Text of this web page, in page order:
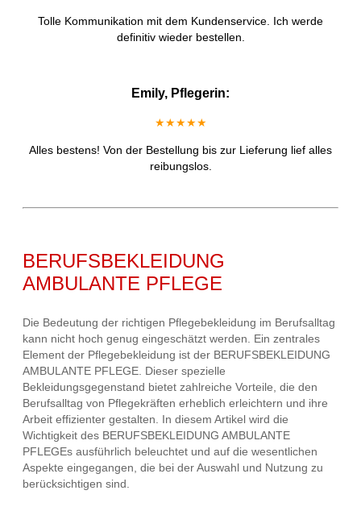
Tolle Kommunikation mit dem Kundenservice. Ich werde
definitiv wieder bestellen.
Emily, Pflegerin:
★★★★★
Alles bestens! Von der Bestellung bis zur Lieferung lief alles
reibungslos.
BERUFSBEKLEIDUNG
AMBULANTE PFLEGE
Die Bedeutung der richtigen Pflegebekleidung im Berufsalltag
kann nicht hoch genug eingeschätzt werden. Ein zentrales
Element der Pflegebekleidung ist der BERUFSBEKLEIDUNG
AMBULANTE PFLEGE. Dieser spezielle
Bekleidungsgegenstand bietet zahlreiche Vorteile, die den
Berufsalltag von Pflegekräften erheblich erleichtern und ihre
Arbeit effizienter gestalten. In diesem Artikel wird die
Wichtigkeit des BERUFSBEKLEIDUNG AMBULANTE
PFLEGEs ausführlich beleuchtet und auf die wesentlichen
Aspekte eingegangen, die bei der Auswahl und Nutzung zu
berücksichtigen sind.